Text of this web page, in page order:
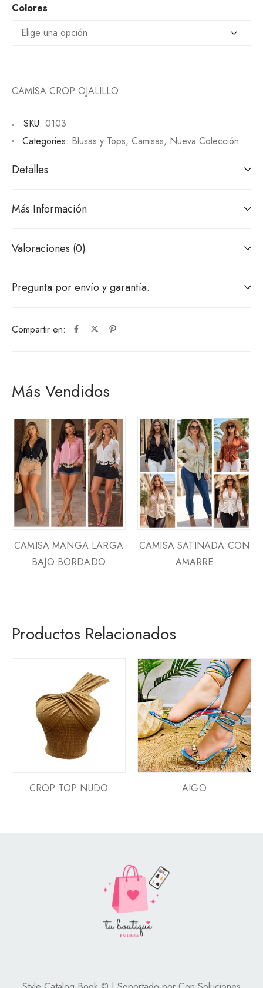
Colores
CAMISA CROP OJALILLO
Compartir en:
SKU: 0103
Categories: Blusas y Tops, Camisas, Nueva Colección
Detalles
Más Información
Valoraciones (0)
Pregunta por envío y garantía.
Más Vendidos
CAMISA MANGA LARGA
BAJO BORDADO
CAMISA SATINADA CON
AMARRE
Productos Relacionados
CROP TOP NUDO AIGO